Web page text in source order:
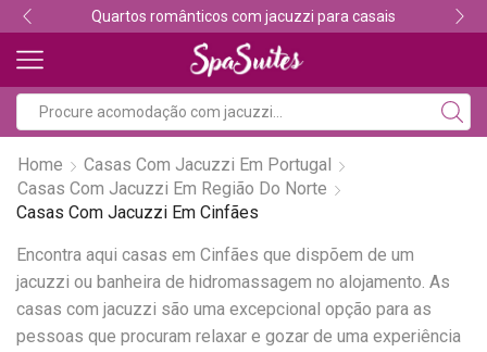
Quartos românticos com jacuzzi para casais
Home
Casas Com Jacuzzi Em Portugal
Casas Com Jacuzzi Em Região Do Norte
Casas Com Jacuzzi Em Cinfães
Encontra aqui casas em Cinfães que dispõem de um
jacuzzi ou banheira de hidromassagem no alojamento. As
casas com jacuzzi são uma excepcional opção para as
pessoas que procuram relaxar e gozar de uma experiência